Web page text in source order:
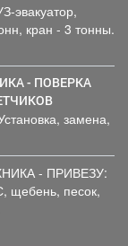
эвакуатор,
кран - 3 тонны.
замена,
- ПРИВЕЗУ:
щебень, песок,